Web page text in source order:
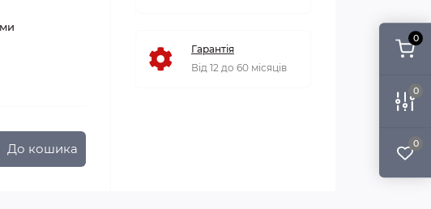
0
0
0
До кошика
Гарантія
Від 12 до 60 місяців